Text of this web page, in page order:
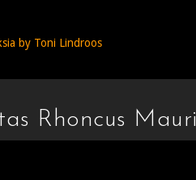
Rhoncus